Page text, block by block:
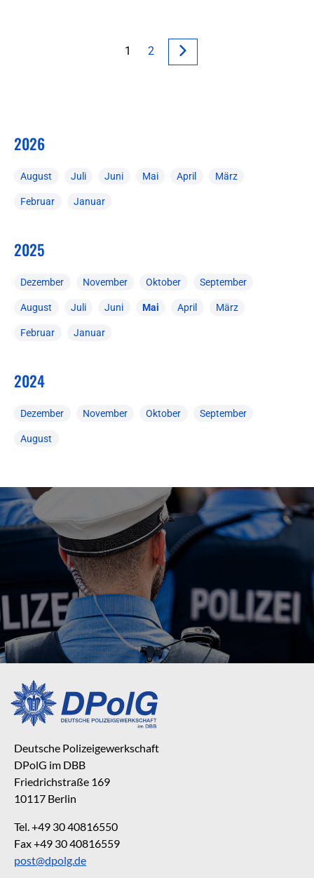
1 2
2026
August Juli Juni Mai April März
Februar Januar
2025
Dezember November Oktober September
August Juli Juni Mai April März
Februar Januar
2024
Dezember November Oktober September
August
Deutsche Polizeigewerkschaft
DPolG im DBB
Friedrichstraße 169
10117 Berlin
Tel. +49 30 40816550
Fax +49 30 40816559
post@dpolg.de